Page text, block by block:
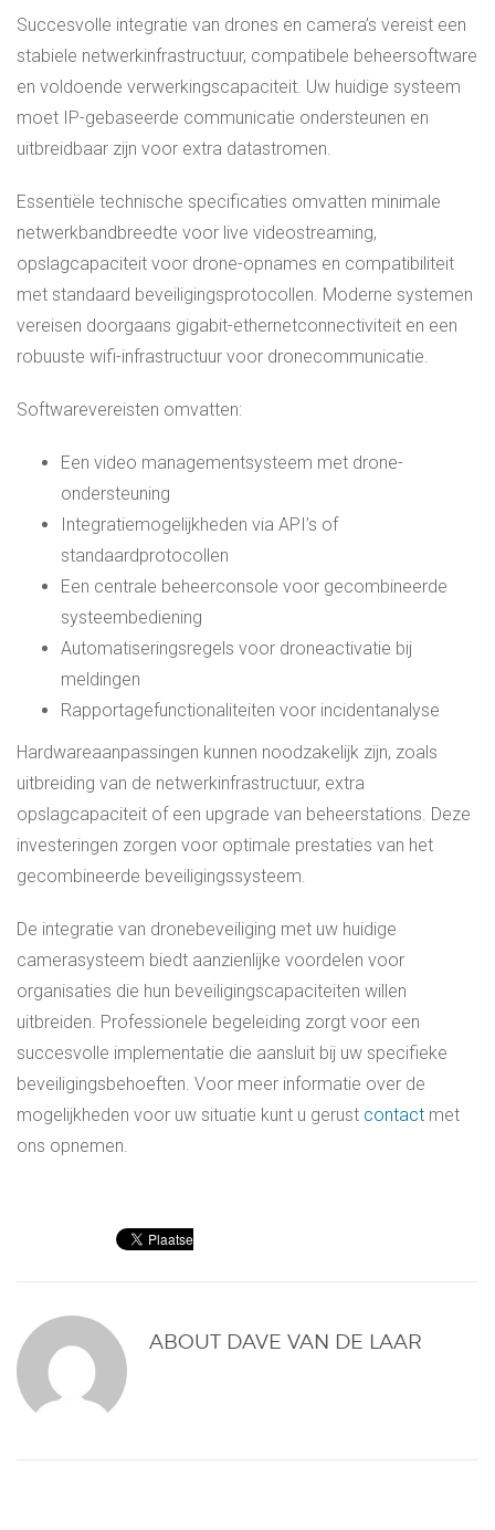
Succesvolle integratie van drones en camera’s vereist een
stabiele netwerkinfrastructuur, compatibele beheersoftware
en voldoende verwerkingscapaciteit. Uw huidige systeem
moet IP-gebaseerde communicatie ondersteunen en
uitbreidbaar zijn voor extra datastromen.
Essentiële technische specificaties omvatten minimale
netwerkbandbreedte voor live videostreaming,
opslagcapaciteit voor drone-opnames en compatibiliteit
met standaard beveiligingsprotocollen. Moderne systemen
vereisen doorgaans gigabit-ethernetconnectiviteit en een
robuuste wifi-infrastructuur voor dronecommunicatie.
Softwarevereisten omvatten:
Een video managementsysteem met drone-
ondersteuning
Integratiemogelijkheden via API’s of
standaardprotocollen
Een centrale beheerconsole voor gecombineerde
systeembediening
Automatiseringsregels voor droneactivatie bij
meldingen
Rapportagefunctionaliteiten voor incidentanalyse
Hardwareaanpassingen kunnen noodzakelijk zijn, zoals
uitbreiding van de netwerkinfrastructuur, extra
opslagcapaciteit of een upgrade van beheerstations. Deze
investeringen zorgen voor optimale prestaties van het
gecombineerde beveiligingssysteem.
De integratie van dronebeveiliging met uw huidige
camerasysteem biedt aanzienlijke voordelen voor
organisaties die hun beveiligingscapaciteiten willen
uitbreiden. Professionele begeleiding zorgt voor een
succesvolle implementatie die aansluit bij uw specifieke
beveiligingsbehoeften. Voor meer informatie over de
mogelijkheden voor uw situatie kunt u gerust contact met
ons opnemen.
ABOUT DAVE VAN DE LAAR